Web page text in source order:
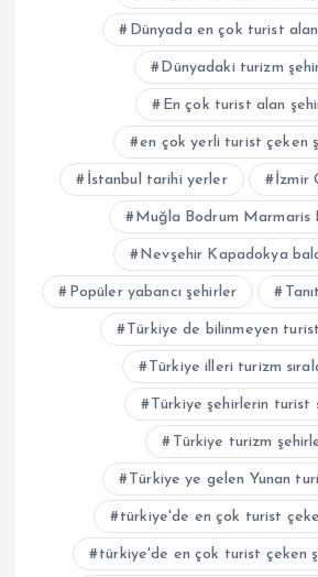
Dünyada en çok turist
Dünyadaki turizm
En çok turist alan
en çok yerli turist çeken
İstanbul tarihi yerler İzmir
Muğla Bodrum Marmaris
Nevşehir Kapadokya
Popüler yabancı şehirler
Türkiye de bilinmeyen
Türkiye illeri turizm
Türkiye şehirlerin turist
Türkiye turizm
Türkiye ye gelen Yunan
türkiye'de en çok turist
türkiye'de en çok turist çeken